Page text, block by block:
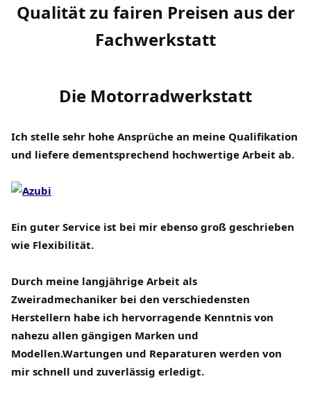
Qualität zu fairen Preisen aus der
Fachwerkstatt
Die Motorradwerkstatt
Ich stelle sehr hohe Ansprüche an meine Qualifikation
und liefere dementsprechend hochwertige Arbeit ab.
Ein guter Service ist bei mir ebenso groß geschrieben
wie Flexibilität.
Durch meine langjährige Arbeit als
Zweiradmechaniker bei den verschiedensten
Herstellern habe ich hervorragende Kenntnis von
nahezu allen gängigen Marken und
Modellen.Wartungen und Reparaturen werden von
mir schnell und zuverlässig erledigt.